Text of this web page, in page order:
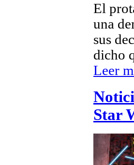
El
una
sus
dicho
Leer
Star